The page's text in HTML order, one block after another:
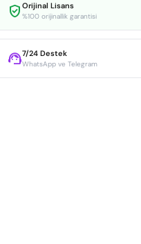
verified_user Orijinal Lisans
%100 orijinallik garantisi
support_agent7/24 Destek
WhatsApp ve Telegram